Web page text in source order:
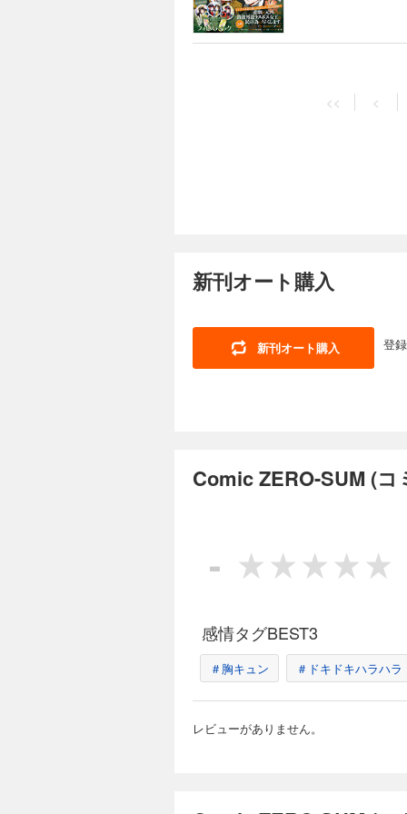
ま） 【番外編】
編】「神クズ☆ア
作：桜川ヒロ キ
た当時のものとな
「悪の華道を行き
貴嶋啓 キャラク
（コミック：森
「繰り巫女あやか
日々」（D・キッ
律 原作：織川あ
策室 狼刑事と目
「虫かぶり姫」（
画：山川まち 原作
た） ※「Fate/
電子書籍の表紙・目
【表紙】「ルーチ
お祝い」（安達園
の白」（高山しの
転生無双譚」（コ
ざいますが ～雛
溺愛パラダイス」
物件探偵」（漫画
（コミック：喜久
夜光花 キャラクタ
日々」（D・キッサ
星々」（氷凪） 「
紙・目次・広告・情
樹） 【センターカ
ち 原作：皆藤黒助
タ 原作：クレハ
ー原案：奈良千春
中村颯希 キャラク
原作：貴嶋啓 キャ
村七子 キャラクタ
「ルーチェと白の
作：ヨシビロコウ
真冬日） 「女王
外編】「乙女ゲー
かなみ 原作：山
ア・溺愛パラダイ
よ」（片瀬りた）
人・曽根崎慎司の事
電子書籍の表紙・目
ません。また、作品
Comic ZERO-
ス女王は民の為に
壱 キャラクター
ぷでぃんぐ） 「
広うたこ） 「虫
な悪女ではござい
き哉） 【番外編】
承ります！～」（
い日々」（D・キ
狼刑事と目覚めの
チェスカ」（乃原
キャラクターデザ
の契約」（御巫桃
ン原案：中村ユミ
（漫画：白峰 原作
【表紙】「
ンターカラー】「
ク：あさひまち
画：提灯あんこ
の秋人 原作：文庫
った…」（キャラク
（漫画：やましろ
案：世禕） 「樹海
「宝石商リチャー
画：八橋はち 原
Comic ZERO-
ャラクター原案：
原案：毛玉呂） 「
<< <
新刊オート購入
新刊オート購入 登
Comic ZERO-SUM (
-
感情タグBEST3
＃胸キュン ＃ドキドキハラハラ
レビューがありません。